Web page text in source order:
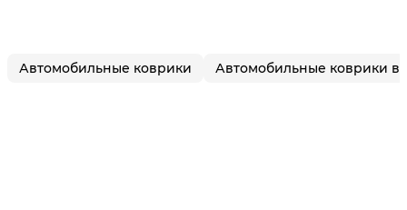
Автомобильные коврики Автомобильные коврики в